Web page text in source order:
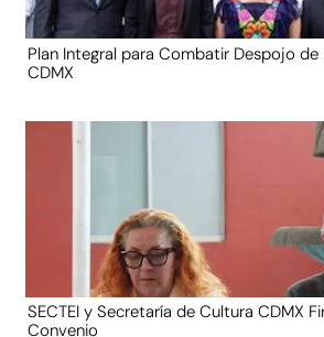
Plan Integral para Combatir Despojo de
CDMX
SECTEI y Secretaría de Cultura CDMX
Convenio